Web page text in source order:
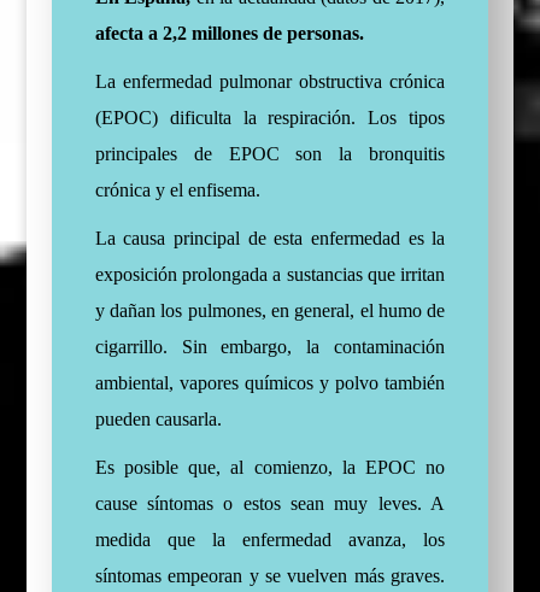
afecta a 2,2 millones de personas.
La enfermedad pulmonar obstructiva crónica
(EPOC) dificulta la respiración. Los tipos
principales de EPOC son la bronquitis
crónica y el enfisema.
La causa principal de esta enfermedad es la
exposición prolongada a sustancias que irritan
y dañan los pulmones, en general, el humo de
cigarrillo. Sin embargo, la contaminación
ambiental, vapores químicos y polvo también
pueden causarla.
Es posible que, al comienzo, la EPOC no
cause síntomas o estos sean muy leves. A
medida que la enfermedad avanza, los
síntomas empeoran y se vuelven más graves.